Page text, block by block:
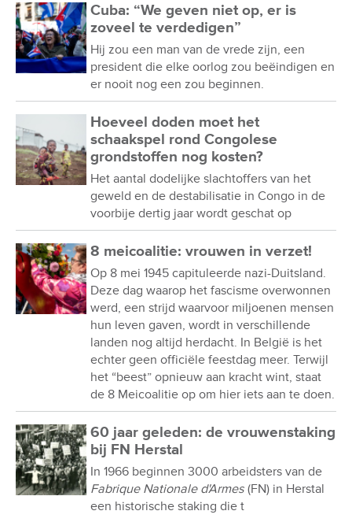
Cuba: “We geven niet op, er is
zoveel te verdedigen”
Hij zou een man van de vrede zijn, een
president die elke oorlog zou beëindigen en
er nooit nog een zou beginnen.
Hoeveel doden moet het
schaakspel rond Congolese
grondstoffen nog kosten?
Het aantal dodelijke slachtoffers van het
geweld en de destabilisatie in Congo in de
voorbije dertig jaar wordt geschat op
8 meicoalitie: vrouwen in verzet!
Op 8 mei 1945 capituleerde nazi-Duitsland.
Deze dag waarop het fascisme overwonnen
werd, een strijd waarvoor miljoenen mensen
hun leven gaven, wordt in verschillende
landen nog altijd herdacht. In België is het
echter geen officiële feestdag meer. Terwijl
het “beest” opnieuw aan kracht wint, staat
de 8 Meicoalitie op om hier iets aan te doen.
60 jaar geleden: de vrouwenstaking
bij FN Herstal
In 1966 beginnen 3000 arbeidsters van de
Fabrique Nationale d'Armes (FN) in Herstal
een historische staking die t